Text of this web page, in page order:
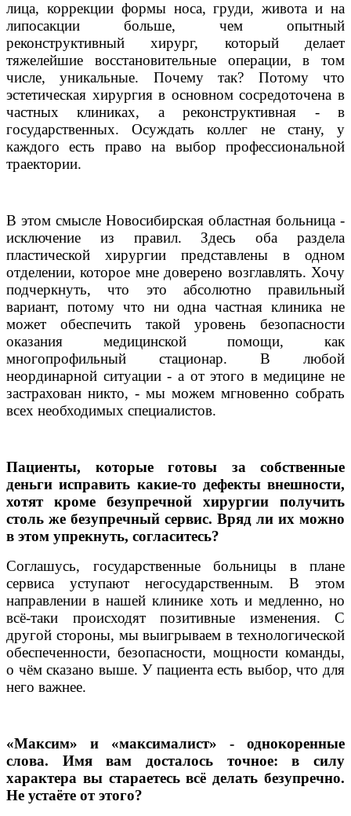
лица, коррекции формы носа, груди, живота и на
липосакции больше, чем опытный
реконструктивный хирург, который делает
тяжелейшие восстановительные операции, в том
числе, уникальные. Почему так? Потому что
эстетическая хирургия в основном сосредоточена в
частных клиниках, а реконструктивная - в
государственных. Осуждать коллег не стану, у
каждого есть право на выбор профессиональной
траектории.
В этом смысле Новосибирская областная больница -
исключение из правил. Здесь оба раздела
пластической хирургии представлены в одном
отделении, которое мне доверено возглавлять. Хочу
подчеркнуть, что это абсолютно правильный
вариант, потому что ни одна частная клиника не
может обеспечить такой уровень безопасности
оказания медицинской помощи, как
многопрофильный стационар. В любой
неординарной ситуации - а от этого в медицине не
застрахован никто, - мы можем мгновенно собрать
всех необходимых специалистов.
Пациенты, которые готовы за собственные
деньги исправить какие-то дефекты внешности,
хотят кроме безупречной хирургии получить
столь же безупречный сервис. Вряд ли их можно
в этом упрекнуть, согласитесь?
Соглашусь, государственные больницы в плане
сервиса уступают негосударственным. В этом
направлении в нашей клинике хоть и медленно, но
всё-таки происходят позитивные изменения. С
другой стороны, мы выигрываем в технологической
обеспеченности, безопасности, мощности команды,
о чём сказано выше. У пациента есть выбор, что для
него важнее.
«Максим» и «максималист» - однокоренные
слова. Имя вам досталось точное: в силу
характера вы стараетесь всё делать безупречно.
Не устаёте от этого?